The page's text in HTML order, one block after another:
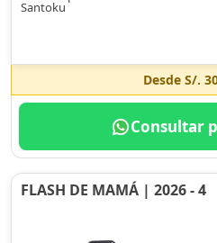
Santoku
Desde S/.
Consultar
FLASH DE MAMÁ | 2026 - 4